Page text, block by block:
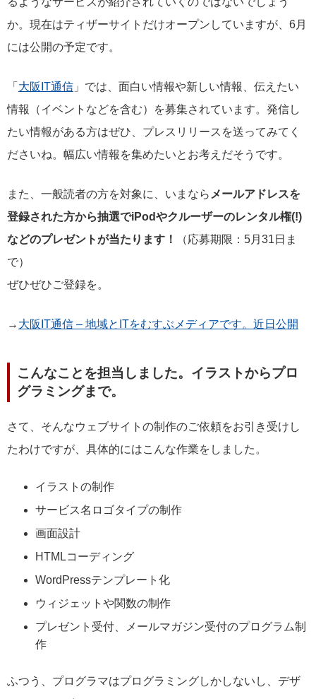
か。現在はティザーサイトだけオープンしていますが、6月
には公開の予定です。
「 大阪IT通信 」では、面白い情報や新しい情報、伝えたい
情報（イベントなどを含む）を募集されています。発信し
たい情報がある方はぜひ、プレスリリースを送ってみてく
ださいね。幅広い情報を集めたいとお考えだそうです。
また、一般読者の方を対象に、いまなら メールアドレスを
登録された方から抽選でiPodやクルーザーのレンタル権(!)
などのプレゼントが当たります！
（応募期限：5月31日ま
で）
ぜひぜひご登録を。
→ 大阪IT通信 – 地域とITをむすぶメディアです。近日公開
こんなことを担当しました。イラストからプロ
グラミングまで。
さて、そんなウェブサイトの制作のご依頼をお引き受けし
たわけですが、具体的にはこんな作業をしました。
イラストの制作
サービス名ロゴタイプの制作
画面設計
HTMLコーディング
WordPressテンプレート化
ウィジェットや関数の制作
プレゼント受付、メールマガジン受付のプログラム制
作
ふつう、プログラマはプログラミングしかしないし、デザ